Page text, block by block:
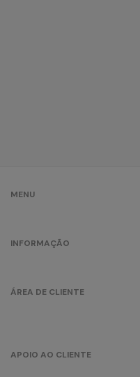
MENU
INFORMAÇÃO
ÁREA DE CLIENTE
APOIO AO CLIENTE